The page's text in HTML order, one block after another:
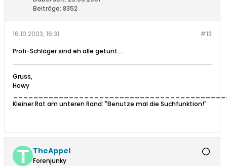
Beiträge: 8352
#13
16.10.2003, 16:31
Profi-Schläger sind eh alle getunt....
Gruss,
Howy
Kleiner Rat am unteren Rand: "Benutze mal die Suchfunktion!"
TheAppel
Forenjunky